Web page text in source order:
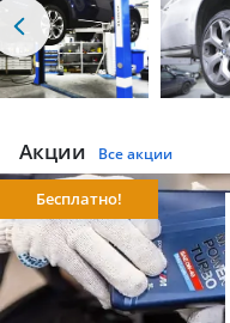
Акции Все акции
Бесплатно!